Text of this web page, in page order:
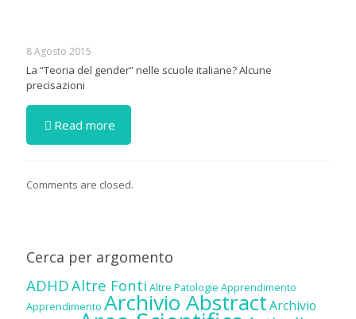
8 Agosto 2015
La “Teoria del gender” nelle scuole italiane? Alcune
precisazioni
Read more
Comments are closed.
Cerca per argomento
ADHDAltre Fonti Altre Patologie Apprendimento
Apprendimento Archivio AbstractArchivio